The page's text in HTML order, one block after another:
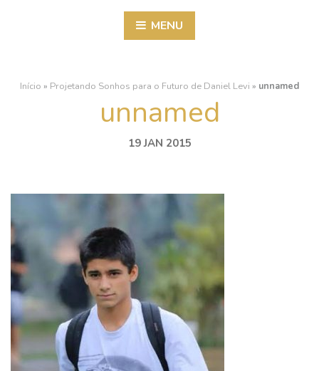
MENU
Início » Projetando Sonhos para o Futuro de Daniel Levi » unnamed
unnamed
19 JAN 2015